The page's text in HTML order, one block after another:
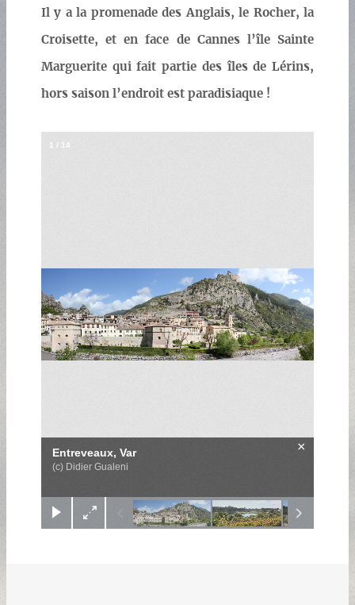
Il y a la promenade des Anglais, le Rocher, la
Croisette, et en face de Cannes l’île Sainte
Marguerite qui fait partie des îles de Lérins,
hors saison l’endroit est paradisiaque !
Entreveaux, Var
(c) Didier Gualeni
×
1 / 14